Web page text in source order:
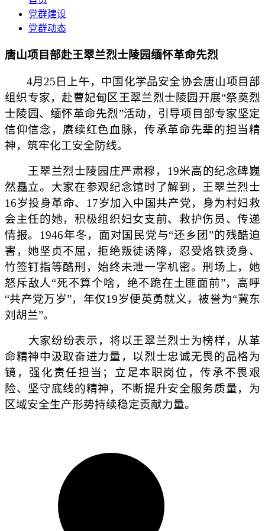
党群建设
党群动态
唐山项目部赴王翠兰烈士陵园缅怀革命先烈
4月25日上午，中国化学品安全协会唐山项目部
组织专家，赴曹妃甸区王翠兰烈士陵园开展“祭奠烈
士陵园、缅怀革命先烈”活动，引导项目部专家坚定
信仰信念，赓续红色血脉，传承革命先辈的担当精
神，筑牢化工安全防线。
王翠兰烈士陵园庄严肃穆，19米高的纪念碑巍
然矗立。大家在参观纪念馆时了解到，王翠兰烈士
16岁投身革命、17岁加入中国共产党，身为村妇救
会主任的她，积极组织妇女支前、救护伤员、传递
情报。1946年冬，面对国民党与“还乡团”的残酷迫
害，她坚贞不屈，拒绝叛徒诱降，忍受烙铁烫身、
竹签钉指等酷刑，始终未泄一字机密。刑场上，她
怒斥敌人“死不算个啥，绝不跪在土匪面前”，高呼
“共产党万岁”，年仅19岁便英勇就义，被誉为“冀东
刘胡兰”。
大家纷纷表示，将以王翠兰烈士为榜样，从革
命精神中汲取奋进力量，以烈士忠诚无畏的品格为
镜，强化责任担当；立足本职岗位，传承不畏艰
险、坚守底线的精神，不断提升安全服务质量，为
区域安全生产形势持续稳定贡献力量。